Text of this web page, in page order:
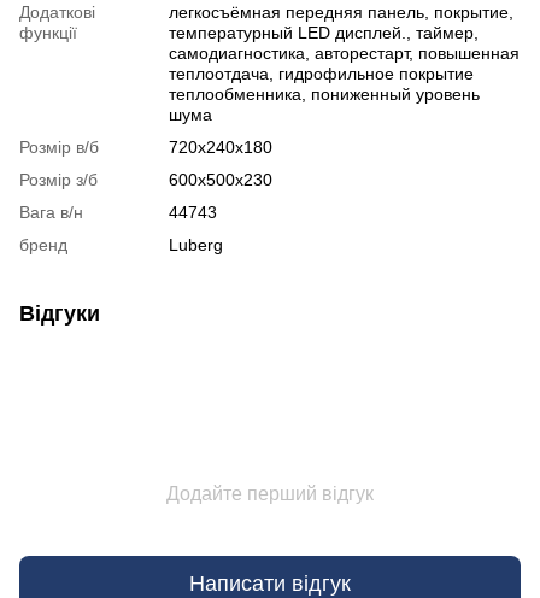
Додаткові
функції
легкосъёмная передняя панель, покрытие,
температурный LED дисплей., таймер,
самодиагностика, авторестарт, повышенная
теплоотдача, гидрофильное покрытие
теплообменника, пониженный уровень
шума
Розмір в/б
720х240х180
Розмір з/б
600х500х230
Вага в/н
44743
бренд
Luberg
Відгуки
Додайте перший відгук
Написати відгук